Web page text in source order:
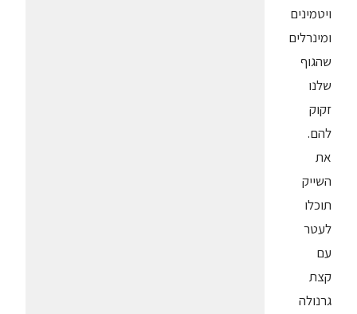
ויטמינים
ומינרלים
שהגוף
שלנו
זקוק
להם.
את
השייק
תוכלו
לעטר
עם
קצת
גרנולה